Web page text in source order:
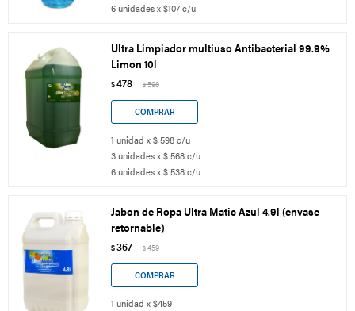
6 unidades x $107 c/u
Ultra Limpiador multiuso Antibacterial 99.9%
Limon 10l
$478 $598
1 unidad x $ 598 c/u
3 unidades x $ 568 c/u
6 unidades x $ 538 c/u
Jabon de Ropa Ultra Matic Azul 4.9l (envase
retornable)
$367 $459
1 unidad x $459